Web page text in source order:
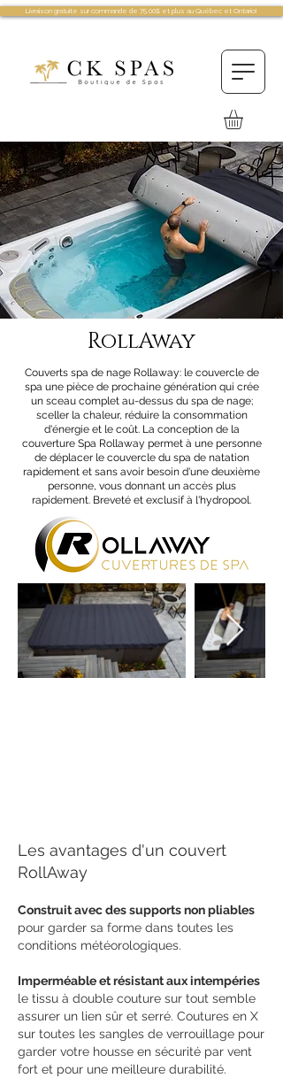
Livraison gratuite sur commande de 75.00$ et plus au Québec et Ontario!
RollAway
Couverts spa de nage Rollaway: le couvercle de
spa une pièce de prochaine génération qui crée
un sceau complet au-dessus du spa de nage;
sceller la chaleur, réduire la consommation
d'énergie et le coût. La conception de la
couverture Spa Rollaway permet à une personne
de déplacer le couvercle du spa de natation
rapidement et sans avoir besoin d'une deuxième
personne, vous donnant un accès plus
rapidement. Breveté et exclusif à l'hydropool.
Les avantages d'un couvert
RollAway
Construit avec des supports non pliables
pour garder sa forme dans toutes les
conditions météorologiques.
Imperméable et résistant aux intempéries
le tissu à double couture sur tout semble
assurer un lien sûr et serré. Coutures en X
sur toutes les sangles de verrouillage pour
garder votre housse en sécurité par vent
fort et pour une meilleure durabilité.